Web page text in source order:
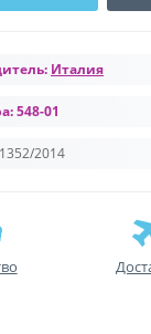
Италия
548-01
1352/2014